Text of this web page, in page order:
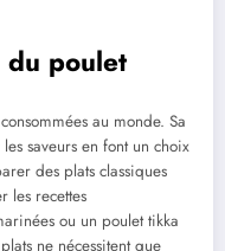
du poulet
au monde. Sa
saveurs en font un choix
des plats classiques
les recettes
ou un poulet tikka
ne nécessitent que